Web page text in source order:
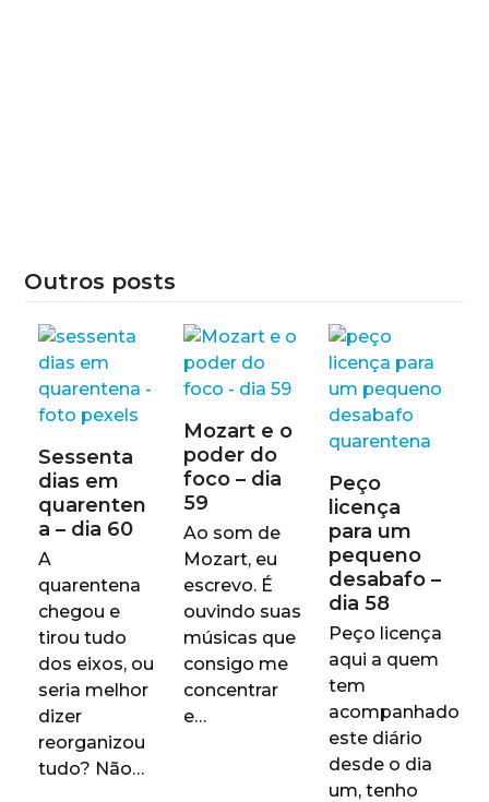
Outros posts
Sessenta
dias em
quarenten
a – dia 60
A
quarentena
chegou e
tirou tudo
dos eixos, ou
seria melhor
dizer
reorganizou
tudo? Não…
Mozart e o
poder do
foco – dia
59
Ao som de
Mozart, eu
escrevo. É
ouvindo suas
músicas que
consigo me
concentrar
e…
Peço
licença
para um
pequeno
desabafo –
dia 58
Peço licença
aqui a quem
tem
acompanhado
este diário
desde o dia
um, tenho